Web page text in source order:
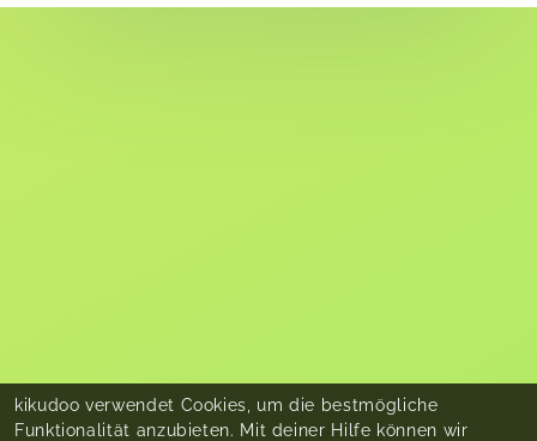
kikudoo verwendet Cookies, um die bestmögliche
Funktionalität anzubieten. Mit deiner Hilfe können wir